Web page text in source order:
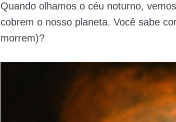
Quando olhamos o céu noturno,
cobrem o nosso planeta. Você sabe
morrem)?